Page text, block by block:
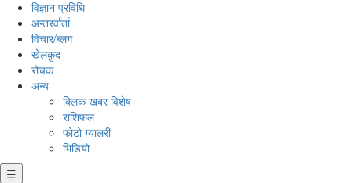
विज्ञान प्रविधि
अन्तरर्वार्ता
विचार/ब्लग
खेलकुद
रोचक
अन्य
क्लिक खबर विशेष
राशिफल
फोटो ग्यालरी
भिडियो
☰